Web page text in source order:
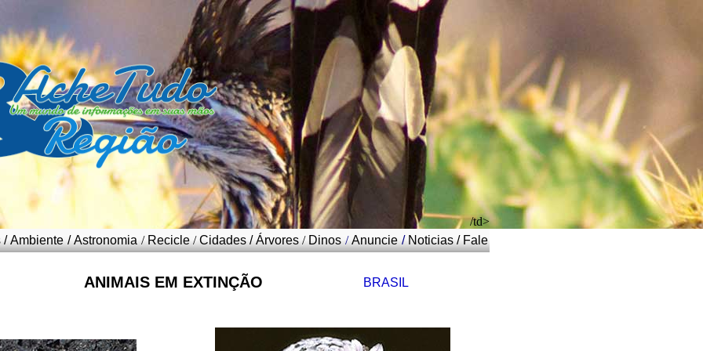
/td>
/Ambiente /Astronomia / Recicle /Cidades /Árvores / Dinos /Anuncie / Noticias / Fale
ANIMAIS EM EXTINÇÃO BRASIL